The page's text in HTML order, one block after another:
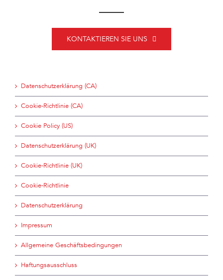
KONTAKTIEREN SIE UNS
Datenschutzerklärung (CA)
Cookie-Richtlinie (CA)
Cookie Policy (US)
Datenschutzerklärung (UK)
Cookie-Richtlinie (UK)
Cookie-Richtlinie
Datenschutzerklärung
Impressum
Allgemeine Geschäftsbedingungen
Haftungsausschluss